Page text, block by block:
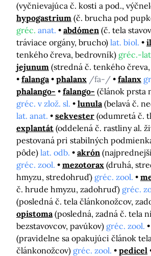
(vyčnievajúca č. kosti a pod.,
hypogastrium (č. brucha pod
gréc. anat. abdómen (č. tela
tráviace orgány, brucho) lat. biol.
tenkého čreva, bedrovník) gréc.-
jejunum (stredná č. tenkého
falanga
phalanx /fa-/ falanx
phalango-
falango- (článok prsta
gréc. v zlož. sl.
lunula (belavá č.
lat. anat.
sekvester (odumretá č.
explantát (oddelená č. rastliny al.
pestovaná pri stabilných
pôde) lat. odb. akrón
gréc. zool.
mezotorax (druhá,
hmyzu, stredohruď) gréc. zool.
č. hrude hmyzu, zadohruď) gréc.
(posledná č. tela článkonožcov,
opistoma (posledná, zadná č. tela
bezstavovcov, pavúkov) gréc. zool.
(pravidelne sa opakujúci článok
článkonožcov) gréc. zool. pedicel